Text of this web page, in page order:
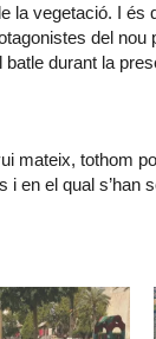
la vegetació. I és
del nou
batle durant la
mateix, tothom
i en el qual